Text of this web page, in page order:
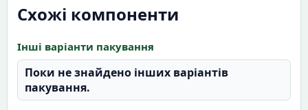
Схожі компоненти
Інші варіанти пакування
Поки не знайдено інших варіантів
пакування.